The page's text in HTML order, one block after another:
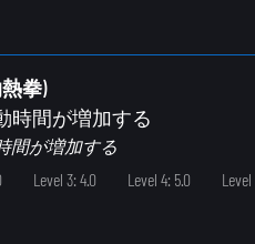
拳)
時間が増加する
間が増加する
Level 3: 4.0 Level 4: 5.0 Level